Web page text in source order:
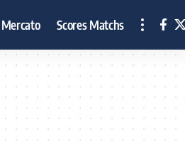
Mercato Scores Matchs